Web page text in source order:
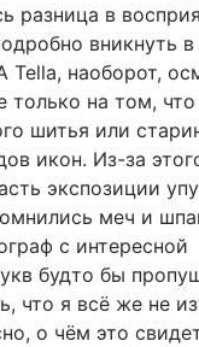
разница в
вникнуть
Tella, наоборот,
только на том,
шитья или
икон. Из-за
экспозиции
меч и
с интересной
будто бы
что я всё же не
о чём это